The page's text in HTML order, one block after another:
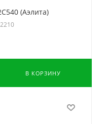
(Аэлита)
В КОРЗИНУ